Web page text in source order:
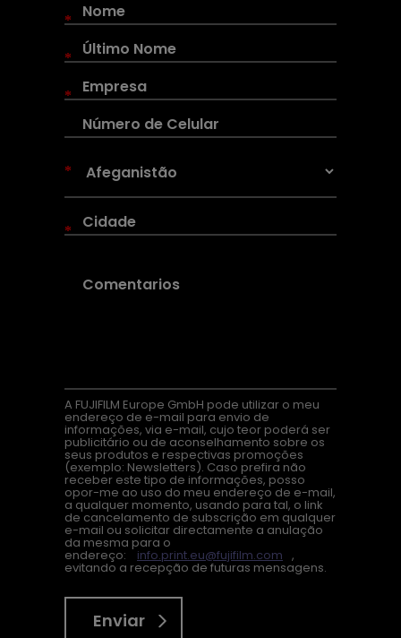
*
*
*
*
*
A FUJIFILM Europe GmbH pode utilizar o meu
endereço de e-mail para envio de
informações, via e-mail, cujo teor poderá ser
publicitário ou de aconselhamento sobre os
seus produtos e respectivas promoções
(exemplo: Newsletters). Caso prefira não
receber este tipo de informações, posso
opor-me ao uso do meu endereço de e-mail,
a qualquer momento, usando para tal, o link
de cancelamento de subscrição em qualquer
e-mail ou solicitar directamente a anulação
da mesma para o
endereço: info.print.eu@fujifilm.com ,
evitando a recepção de futuras mensagens.
Enviar